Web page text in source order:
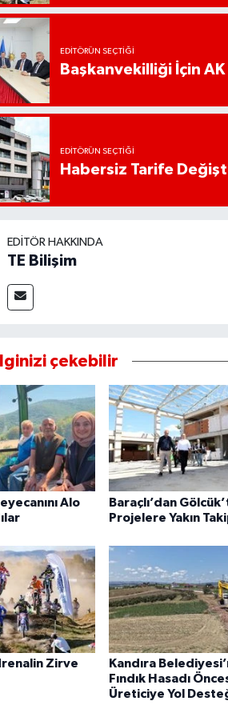
EDITÖRÜN SEÇTIĞI
Başkanvekilliği İçin
EDITÖRÜN SEÇTIĞI
Habersiz Tarife
EDITÖR HAKKINDA
TE Bilişim
çekebilir
Alo
Baraçlı’dan
Projelere Yakın
Zirve
Kandıra
Fındık Hasadı
Üreticiye Yol